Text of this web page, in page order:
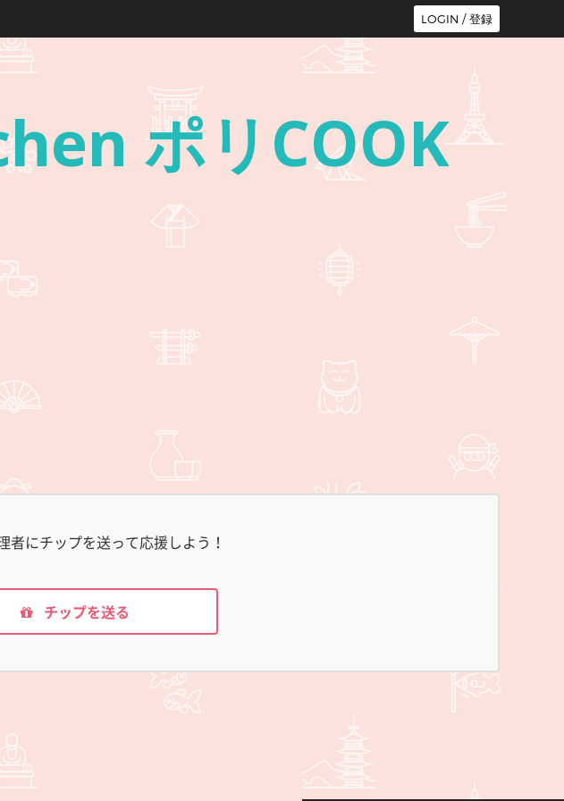
LOGIN / 登録
ポリCOOK
者にチップを送って応援しよう！
チップを送る